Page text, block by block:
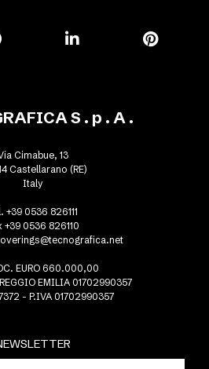
S . p . A .
Cimabue, 13
Castellarano (RE)
Italy
+39 0536 826111
+39 0536 826110
EURO 660.000,00
EMILIA 01702990357
- P.IVA 01702990357